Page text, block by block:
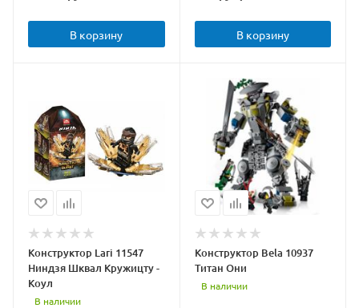
В корзину В корзину
Конструктор Lari 11547
Ниндзя Шквал Кружицту -
Коул
В наличии
Конструктор Bela 10937
Титан Они
В наличии